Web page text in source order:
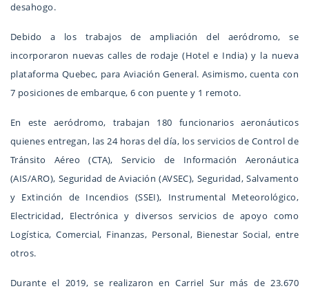
desahogo.
Debido a los trabajos de ampliación del aeródromo, se
incorporaron nuevas calles de rodaje (Hotel e India) y la nueva
plataforma Quebec, para Aviación General. Asimismo, cuenta con
7 posiciones de embarque, 6 con puente y 1 remoto.
En este aeródromo, trabajan 180 funcionarios aeronáuticos
quienes entregan, las 24 horas del día, los servicios de Control de
Tránsito Aéreo (CTA), Servicio de Información Aeronáutica
(AIS/ARO), Seguridad de Aviación (AVSEC), Seguridad, Salvamento
y Extinción de Incendios (SSEI), Instrumental Meteorológico,
Electricidad, Electrónica y diversos servicios de apoyo como
Logística, Comercial, Finanzas, Personal, Bienestar Social, entre
otros.
Durante el 2019, se realizaron en Carriel Sur más de 23.670